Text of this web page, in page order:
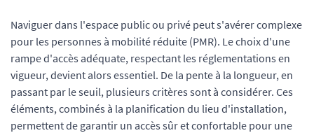
Naviguer dans l'espace public ou privé peut s'avérer complexe
pour les personnes à mobilité réduite (PMR). Le choix d'une
rampe d'accès adéquate, respectant les réglementations en
vigueur, devient alors essentiel. De la pente à la longueur, en
passant par le seuil, plusieurs critères sont à considérer. Ces
éléments, combinés à la planification du lieu d'installation,
permettent de garantir un accès sûr et confortable pour une